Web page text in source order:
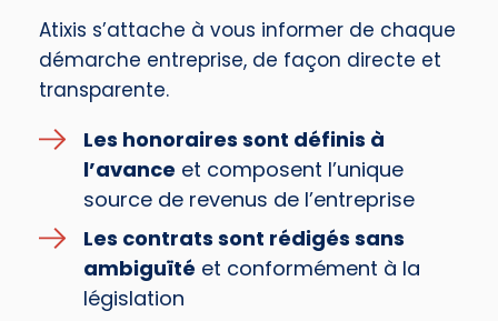
Atixis s’attache à vous informer de chaque
démarche entreprise, de façon directe et
transparente.
Les honoraires sont définis à
l’avance et composent l’unique
source de revenus de l’entreprise
Les contrats sont rédigés sans
ambiguïté et conformément à la
législation